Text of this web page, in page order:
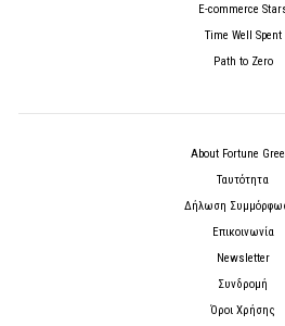
E-commerce
Time Well Spent
Path to Zero
About Fortune
Ταυτότητα
Δήλωση
Επικοινωνία
Newsletter
Συνδρομή
Όροι Χρήσης